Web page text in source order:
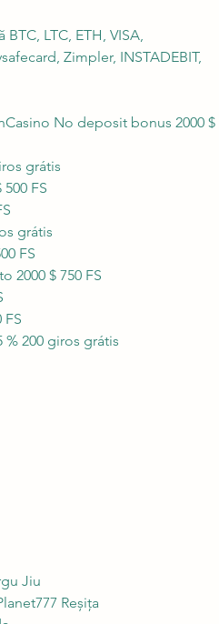
LTC, ETH, VISA,
Zimpler, INSTADEBIT,
No deposit bonus 2000 $
grátis
FS
grátis
FS
2000 $ 750 FS
% 200 giros grátis
Jiu
Reșița